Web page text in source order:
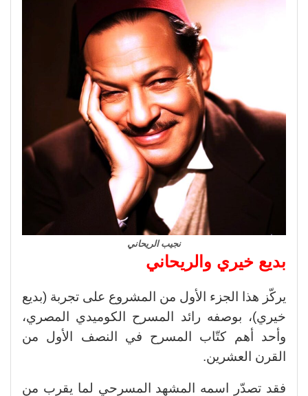
نجيب الريحاني
بديع خيري والريحاني
يركّز هذا الجزء الأول من المشروع على تجربة (بديع
خيري)، بوصفه رائد المسرح الكوميدي المصري،
وأحد أهم كتّاب المسرح في النصف الأول من
القرن العشرين.
فقد تصدّر اسمه المشهد المسرحي لما يقرب من